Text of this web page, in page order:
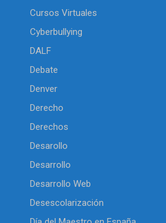
Cursos Virtuales
Cyberbullying
DALF
Debate
Denver
Derecho
Derechos
Desarollo
Desarrollo
Desarrollo Web
Desescolarización